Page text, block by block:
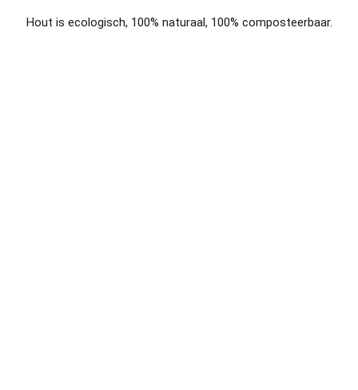
Hout is ecologisch, 100% naturaal, 100% composteerbaar.